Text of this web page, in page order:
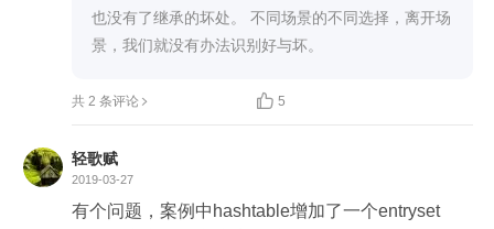
也没有了继承的坏处。 不同场景的不同选择，离开场
景，我们就没有办法识别好与坏。
共 2 条评论  5
轻歌赋
2019-03-27
有个问题，案例中hashtable增加了一个entryset